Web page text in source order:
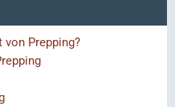
von Prepping?